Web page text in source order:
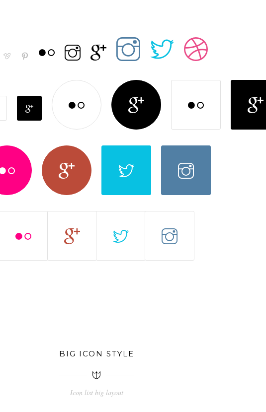
BIG ICON STYLE
Icon list big layout